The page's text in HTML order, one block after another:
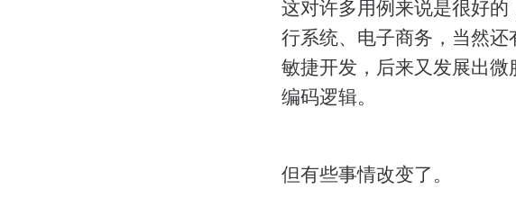
这对许多用例来说是很好
行系统、电子商务，当然还
敏捷开发，后来又发展出
编码逻辑。
但有些事情改变了。